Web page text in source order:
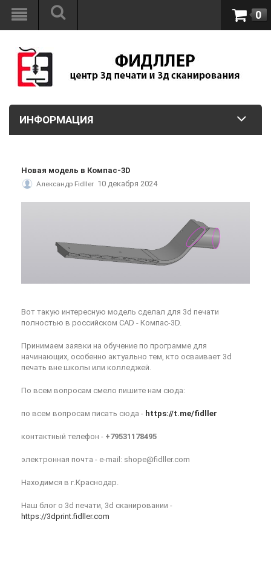
0
ИНФОРМАЦИЯ
Новая модель в Компас-3D
Александр Fidller 10 декабря 2024
Вот такую интересную модель сделал для 3d печати
полностью в российском CAD - Компас-3D.
Принимаем заявки на обучение по программе для
начинающих, особенно актуально тем, кто осваивает 3d
печать вне школы или колледжей.
По всем вопросам смело пишите нам сюда:
по всем вопросам писать сюда - https://t.me/fidller
контактный телефон - +79531178495
электронная почта - e-mail: shope@fidller.com
Находимся в г.Краснодар.
Наш блог о 3d печати, 3d сканировании -
https://3dprint.fidller.com